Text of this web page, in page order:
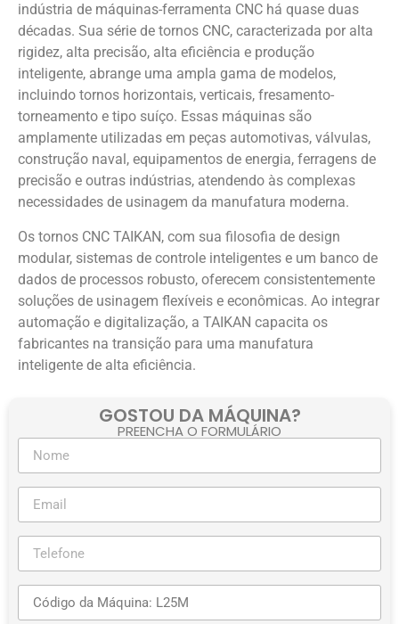
indústria de máquinas-ferramenta CNC há quase duas
décadas. Sua série de tornos CNC, caracterizada por alta
rigidez, alta precisão, alta eficiência e produção
inteligente, abrange uma ampla gama de modelos,
incluindo tornos horizontais, verticais, fresamento-
torneamento e tipo suíço. Essas máquinas são
amplamente utilizadas em peças automotivas, válvulas,
construção naval, equipamentos de energia, ferragens de
precisão e outras indústrias, atendendo às complexas
necessidades de usinagem da manufatura moderna.
Os tornos CNC TAIKAN, com sua filosofia de design
modular, sistemas de controle inteligentes e um banco de
dados de processos robusto, oferecem consistentemente
soluções de usinagem flexíveis e econômicas. Ao integrar
automação e digitalização, a TAIKAN capacita os
fabricantes na transição para uma manufatura
inteligente de alta eficiência.
GOSTOU DA MÁQUINA?
PREENCHA O FORMULÁRIO